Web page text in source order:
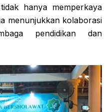
hanya memperkaya
menunjukkan kolaborasi
pendidikan dan